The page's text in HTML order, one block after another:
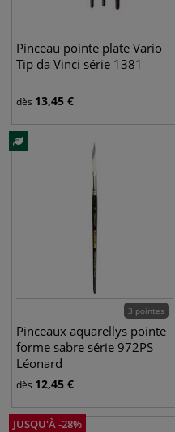
Pinceau pointe plate Vario
Tip da Vinci série 1381
dès 13,45 €
3 pointes
Pinceaux aquarellys pointe
forme sabre série 972PS
Léonard
dès 12,45 €
JUSQU'À-28%